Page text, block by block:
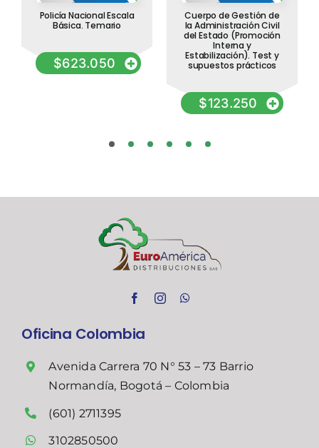
Policía Nacional Escala
Básica. Temario
$623.050
Cuerpo de Gestión de
la Administración Civil
del Estado (Promoción
Interna y
Estabilización). Test y
supuestos prácticos
$123.250
Oficina Colombia
Avenida Carrera 70 N° 53 – 73 Barrio
Normandía, Bogotá – Colombia
(601) 2711395
3102850500